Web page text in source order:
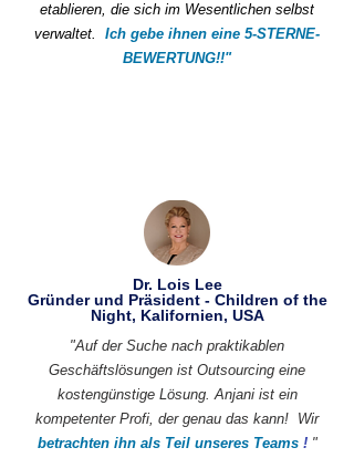
etablieren, die sich im Wesentlichen selbst
verwaltet.
Ich gebe ihnen eine 5-STERNE-
BEWERTUNG!!"
Dr. Lois Lee
Gründer und Präsident - Children of the
Night, Kalifornien, USA
"Auf der Suche nach praktikablen
Geschäftslösungen ist Outsourcing eine
kostengünstige Lösung. Anjani ist ein
kompetenter Profi, der genau das kann! Wir
betrachten ihn als Teil unseres Teams ! "